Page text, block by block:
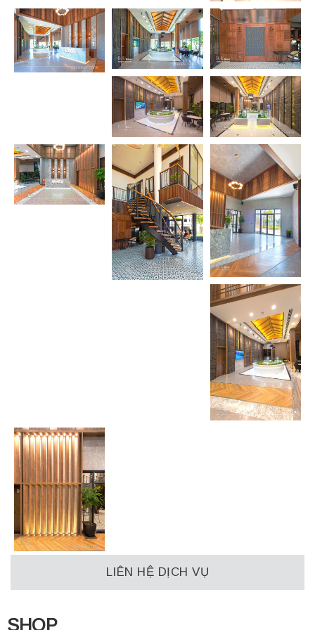
LIÊN HỆ DỊCH VỤ
SHOP